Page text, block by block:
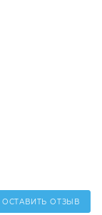
ОСТАВИТЬ ОТЗЫВ